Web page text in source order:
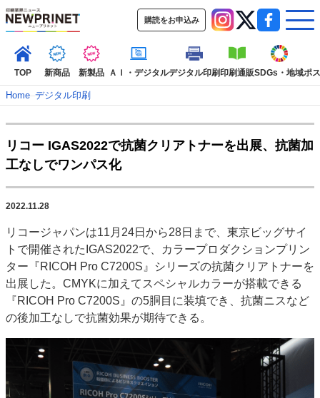
購読をお申込み
TOP 新商品 新製品 ＡＩ・デジタルデジタル印刷印刷通販SDGs・地域ポ
TOP
新着記事 特集記事
インタビュー
コレクション
SDGs・地域
ポストプレス ビジネス イベント 信用情報
業界
市場・統計
人事・移転・異動・訃報
特集記事カテゴリー一覧
2022 見える化・MIS特集
JAPAN PACK 2023 特集
中古印刷機・製本機特集
2022 検査・校正特集
特集・デジタル印刷 ～ 新成長軌道を描く
Home–デジタル印刷
リコー IGAS2022で抗菌クリアトナーを出展、抗菌加
工なしでワンパス化
2022.11.28
リコージャパンは11月24日から28日まで、東京ビッグサイ
トで開催されたIGAS2022で、カラープロダクションプリン
ター『RICOH Pro C7200S』シリーズの抗菌クリアトナーを
出展した。CMYKに加えてスペシャルカラーが搭載できる
『RICOH Pro C7200S』の5胴目に装填でき、抗菌ニスなど
の後加工なしで抗菌効果が期待できる。